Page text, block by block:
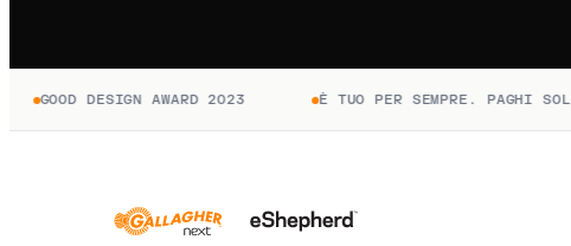
DESIGN AWARD 2023 È TUO PER SEMPRE. PAGHI SOLO